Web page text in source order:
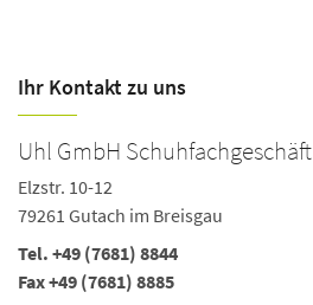
Ihr Kontakt zu uns
Uhl GmbH Schuhfachgeschäft
Elzstr. 10-12
79261 Gutach im Breisgau
Tel. +49 (7681) 8844
Fax +49 (7681) 8885